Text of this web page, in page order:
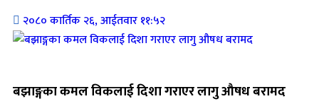
२०८० कार्तिक २६, आईतवार ११:५२
बझाङ्गका कमल विकलाई दिशा गराएर लागु औषध बरामद